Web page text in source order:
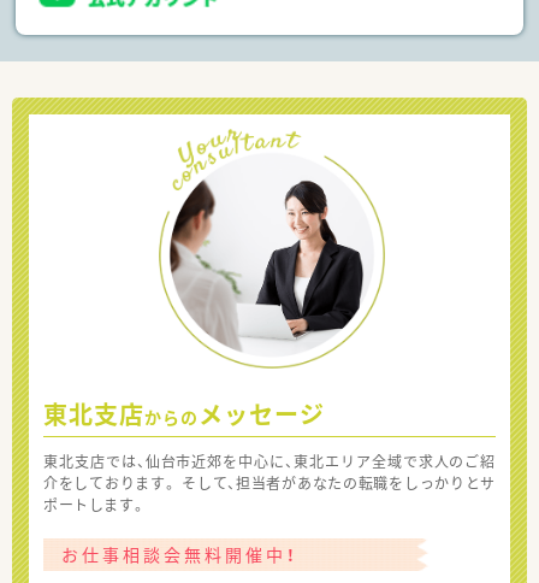
東北支店からの メッセージ
東北支店では、仙台市近郊を中心に、東北エリア全域で求人のご紹
介をしております。 そして、担当者があなたの転職をしっかりとサ
ポートします。
お仕事相談会無料開催中！